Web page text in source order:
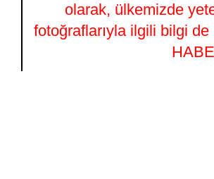
olarak, ülkemizde
fotoğraflarıyla ilgili bilgi